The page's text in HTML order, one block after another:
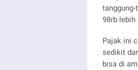
98rb lebih
Pajak ini
sedikit
bisa di